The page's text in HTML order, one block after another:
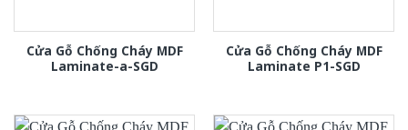
Cửa Gỗ Chống Cháy MDF
Laminate-a-SGD
Cửa Gỗ Chống Cháy MDF
Laminate P1-SGD